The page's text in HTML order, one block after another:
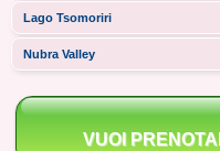
Lago Tsomoriri
Nubra Valley
VUOI